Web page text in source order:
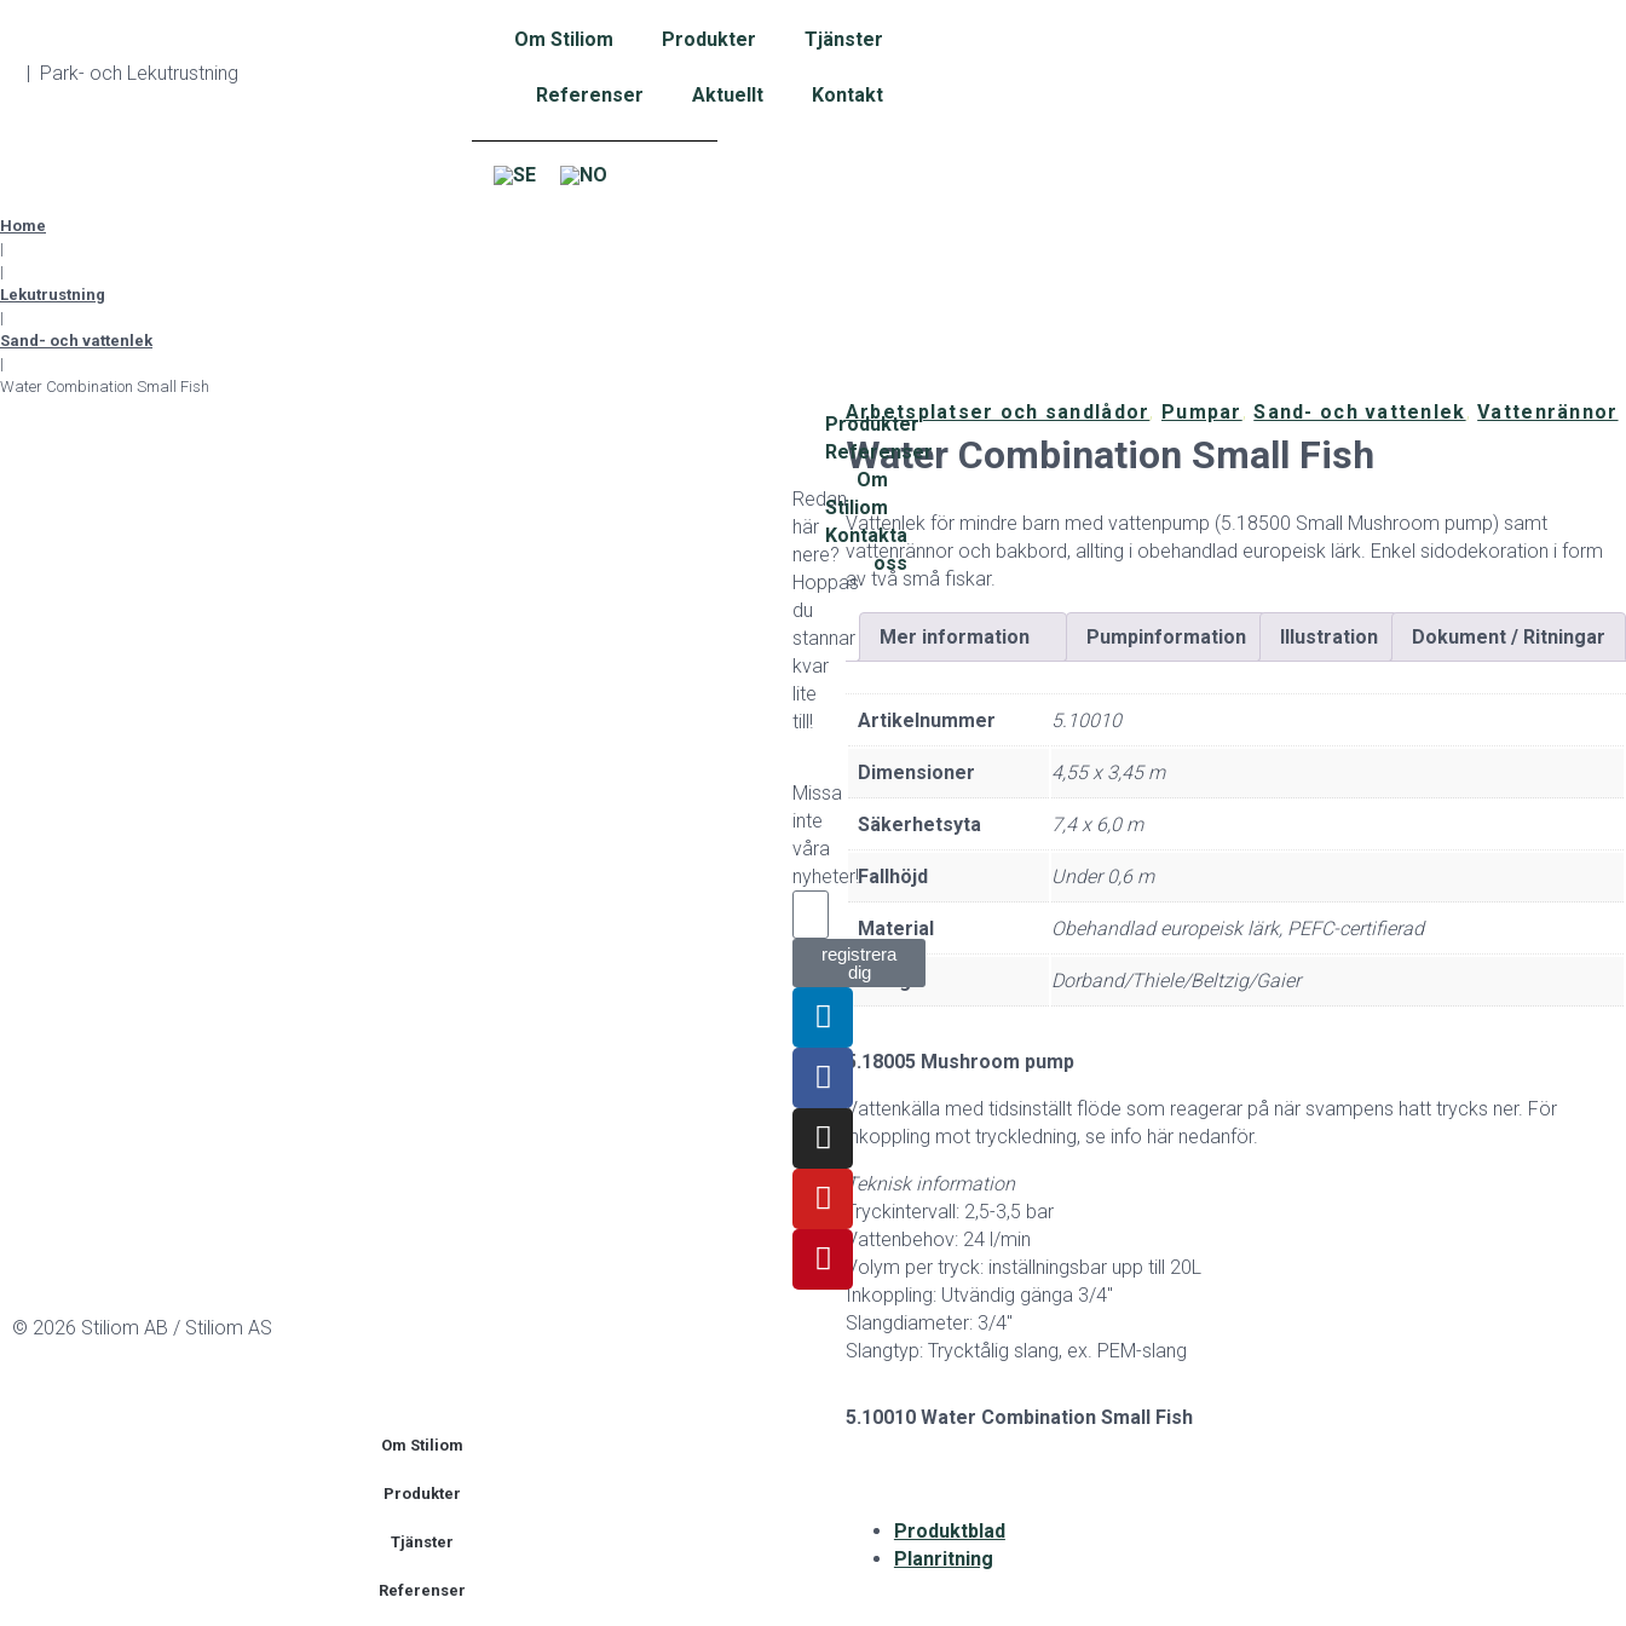
| Park- och Lekutrustning
Om Stiliom Produkter Tjänster
Referenser Aktuellt Kontakt
Home
|
|
Lekutrustning
|
Sand- och vattenlek
|
Water Combination Small Fish
Arbetsplatser och sandlådor, Pumpar ,Sand- och vattenlek,Vattenrännor
Water Combination Small Fish
Vattenlek för mindre barn med vattenpump (5.18500 Small Mushroom pump) samt
vattenrännor och bakbord, allting i obehandlad europeisk lärk. Enkel sidodekoration i form
av två små fiskar.
Mer information Pumpinformation Illustration Dokument / Ritningar
Artikelnummer 5.10010
Dimensioner 4,55 x 3,45 m
Säkerhetsyta 7,4 x 6,0 m
Fallhöjd Under 0,6 m
Material Obehandlad europeisk lärk, PEFC-certifierad
Design Dorband/Thiele/Beltzig/Gaier
5.18005 Mushroom pump
Vattenkälla med tidsinställt flöde som reagerar på när svampens hatt trycks ner. För
inkoppling mot tryckledning, se info här nedanför.
Teknisk information
Tryckintervall: 2,5-3,5 bar
Vattenbehov: 24 l/min
Volym per tryck: inställningsbar upp till 20L
Inkoppling: Utvändig gänga 3/4″
Slangdiameter: 3/4″
Slangtyp: Trycktålig slang, ex. PEM-slang
5.10010 Water Combination Small Fish
Produktblad
Planritning
Redan
här
nere?
Hoppas
du
stannar
kvar
lite
till!
Missa
inte
våra
nyheter!
registrera
dig
Produkter
Referenser
Om
Stiliom
Kontakta
oss
© 2026 Stiliom AB / Stiliom AS
Om Stiliom
Produkter
Tjänster
Referenser